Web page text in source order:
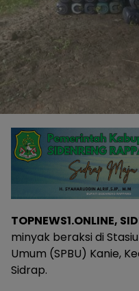
TOPNEWS1.ONLINE,
minyak beraksi di
Umum (SPBU) Kanie,
Sidrap.